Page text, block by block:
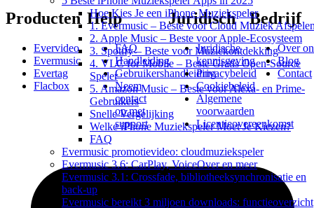
Hoe Kies Je een iPhone Muziekspeler
1. Evermusic – Beste voor Cloud Muziek
2. Apple Music – Beste voor Apple-Ecosysteem
3. Spotify – Beste voor Muziekontdekking
4. VLC for Mobile – Beste Gratis Open-Source
Speler
5. Amazon Music – Beste voor Alexa- en Prime-
Gebruikers
Snelle Vergelijking
Welke iPhone Muziekspeler Moet Je Kiezen?
FAQ
Evermusic promotievideo: cloudmuziekspeler
Evermusic 3.6: CarPlay, VoiceOver en meer
Evermusic 3.1: Crossfade, bibliotheeksynchronisatie en
back-up
Evermusic bereikt 3 miljoen downloads: functieoverzicht
Producten
Evervideo
Evermusic
Evertag
Flacbox
Help
FAQ
Handleiding
Gebruikershandleiding
Neem
contact
op met
support
Juridisch
Juridische
kennisgeving
Privacybeleid
Cookiebeleid
Algemene
voorwaarden
Licentieovereenkomst
Bedrijf
Over
Blog
Contact